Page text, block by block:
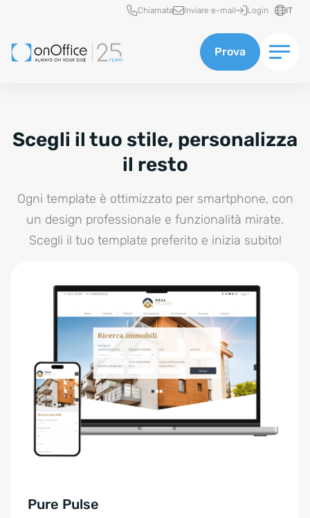
Accesso rapido
Chiamata Inviare e-mail Login IT
Prova
Scegli il tuo stile, personalizza
il resto
Ogni template è ottimizzato per smartphone, con
un design professionale e funzionalità mirate.
Scegli il tuo template preferito e inizia subito!
Pure Pulse